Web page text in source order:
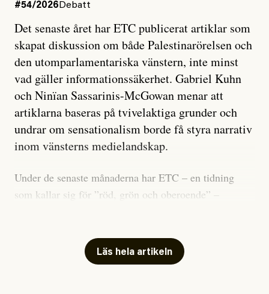
#54/2026 Debatt
Det senaste året har ETC publicerat artiklar som
skapat diskussion om både Palestinarörelsen och
den utomparlamentariska vänstern, inte minst
vad gäller informationssäkerhet. Gabriel Kuhn
och Ninïan Sassarinis-McGowan menar att
artiklarna baseras på tvivelaktiga grunder och
undrar om sensationalism borde få styra narrativ
inom vänsterns medielandskap.
Under de senaste månaderna har ETC – en tidning
som kallar sig för ”röd, grön och oberoende” –
skriver för? Vad betyder det att vara en ”röd, grön och
oberoende” tidning? Och vad är egentligen bra
Läs hela artikeln